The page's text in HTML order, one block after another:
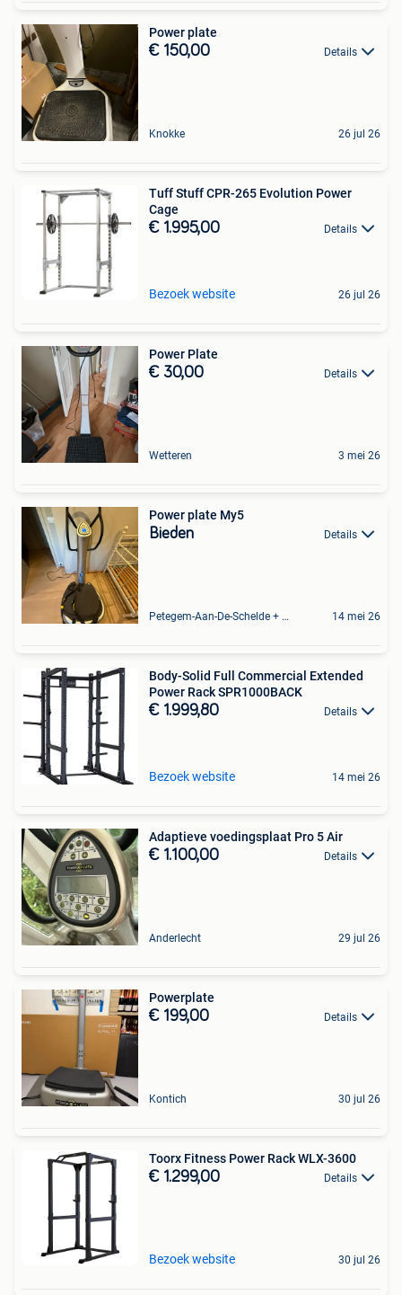
Power plate
€ 150,00 Details
Knokke 26 jul 26
Tuff Stuff CPR-265 Evolution Power
Cage
€ 1.995,00 Details
Bezoek website 26 jul 26
Power Plate
€ 30,00 Details
Wetteren 3 mei 26
Power plate My5
Bieden Details
Petegem-Aan-De-Schelde + Deel Van Oudenaarde 14 mei 26
Body-Solid Full Commercial Extended
Power Rack SPR1000BACK
€ 1.999,80 Details
Bezoek website 14 mei 26
Adaptieve voedingsplaat Pro 5 Air
€ 1.100,00 Details
Anderlecht 29 jul 26
Powerplate
€ 199,00 Details
Kontich 30 jul 26
Toorx Fitness Power Rack WLX-3600
€ 1.299,00 Details
Bezoek website 30 jul 26